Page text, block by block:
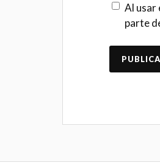
Al usar
parte